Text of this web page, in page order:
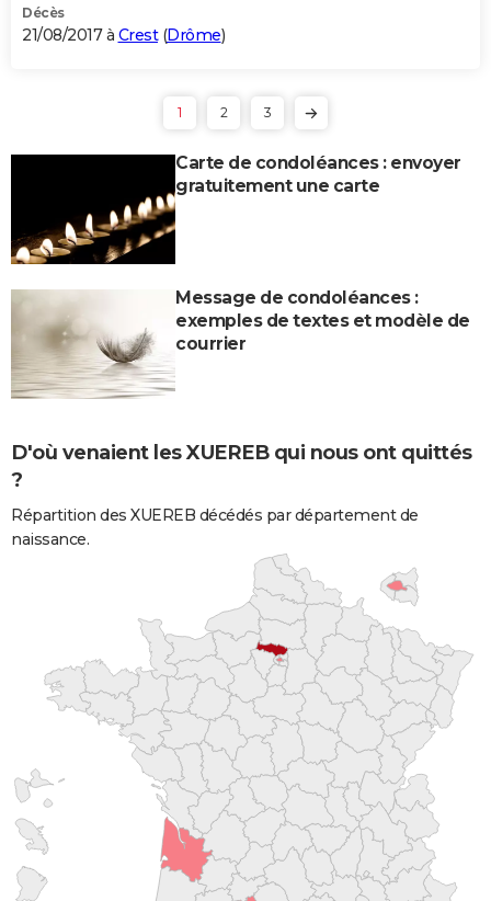
Décès
21/08/2017 à Crest(Drôme)
1 2 3
Carte de condoléances : envoyer
gratuitement une carte
Message de condoléances :
exemples de textes et modèle de
courrier
D'où venaient les XUEREB qui nous ont quittés
?
Répartition des XUEREB décédés par département de
naissance.